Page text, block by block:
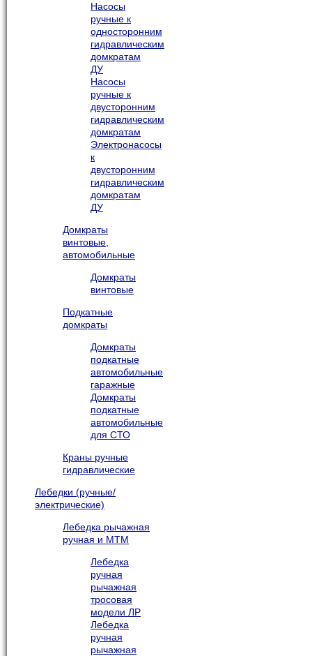
Насосы
ручные к
односторонним
гидравлическим
домкратам
ДУ
Насосы
ручные к
двусторонним
гидравлическим
домкратам
Электронасосы
к
двусторонним
гидравлическим
домкратам
ДУ
Домкраты
винтовые,
автомобильные
Домкраты
винтовые
Подкатные
домкраты
Домкраты
подкатные
автомобильные
гаражные
Домкраты
подкатные
автомобильные
для СТО
Краны ручные
гидравлические
Лебедки (ручные/
электрические)
Лебедка рычажная
ручная и МТМ
Лебедка
ручная
рычажная
тросовая
модели ЛР
Лебедка
ручная
рычажная